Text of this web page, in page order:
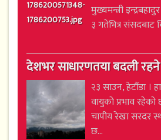
मुख्यमन्त्री
३ गतेभित्र संसदबाट
देशभर साधारणतया बदली रहने
२३ साउन, हेटौंडा ।
वायुको प्रभाव
चापीय रेखा सरदर
छ...